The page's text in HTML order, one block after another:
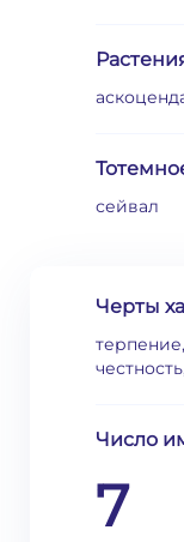
сейвал
Черты
Число
7